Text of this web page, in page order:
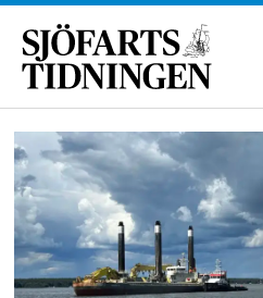
Tag:
projekt
malmporten